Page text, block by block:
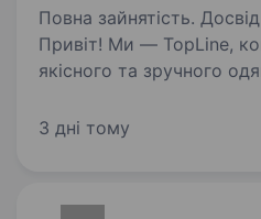
Повна зайнятість.
Привіт! Ми — TopLine,
якісного та зручного
до команди
3 дні тому